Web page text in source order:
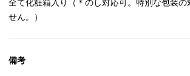
全て化粧箱入り（＊のし対応可。特別な包装の
せん。）
備考